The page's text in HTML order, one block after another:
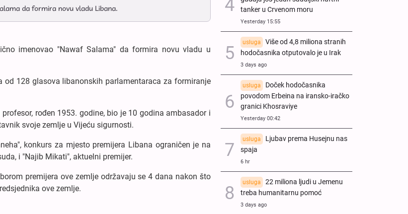
da formira novu vladu Libana.
imenovao "Nawaf Salama" da formira novu vladu u
128 glasova libanonskih parlamentaraca za formiranje
rođen 1953. godine, bio je 10 godina ambasador i
svoje zemlje u Vijeću sigurnosti.
konkurs za mjesto premijera Libana ograničen je na
i "Najib Mikati", aktuelni premijer.
premijera ove zemlje održavaju se 4 dana nakon što
ove zemlje.
tanker u Crvenom moru
Yesterday 15:55
usluga
Više od 4,8 miliona stranih
hodočasnika otputovalo je u Irak
3 days ago
usluga
Doček hodočasnika
povodom Erbeina na iransko-iračko
granici Khosraviye
Yesterday 00:42
usluga
Ljubav prema Husejnu nas
spaja
6 hr
usluga
22 miliona ljudi u Jemenu
treba humanitarnu pomoć
3 days ago